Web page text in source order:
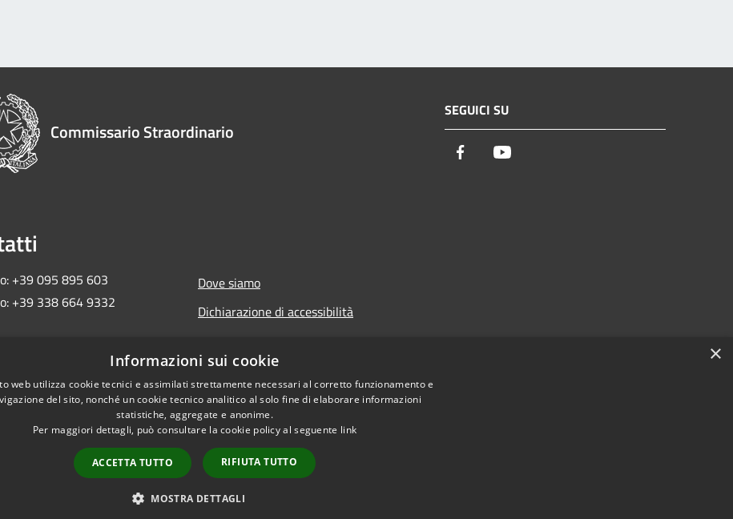
Commissario Straordinario
SEGUICI SU
Facebook
+39 095 895 603
+39 338 664 9332
Dove siamo
Dichiarazione di accessibilità
Copyright © 2026 • Commissario Straordinario • Powered by
×
Informazioni sui cookie
web utilizza cookie tecnici e assimilati strettamente necessari al corretto funzionamento e
del sito, nonché un cookie tecnico analitico al solo fine di elaborare informazioni
statistiche, aggregate e anonime.
Per maggiori dettagli, può consultare la cookie policy al seguente link
ACCETTA TUTTO RIFIUTA TUTTO
MOSTRA DETTAGLI